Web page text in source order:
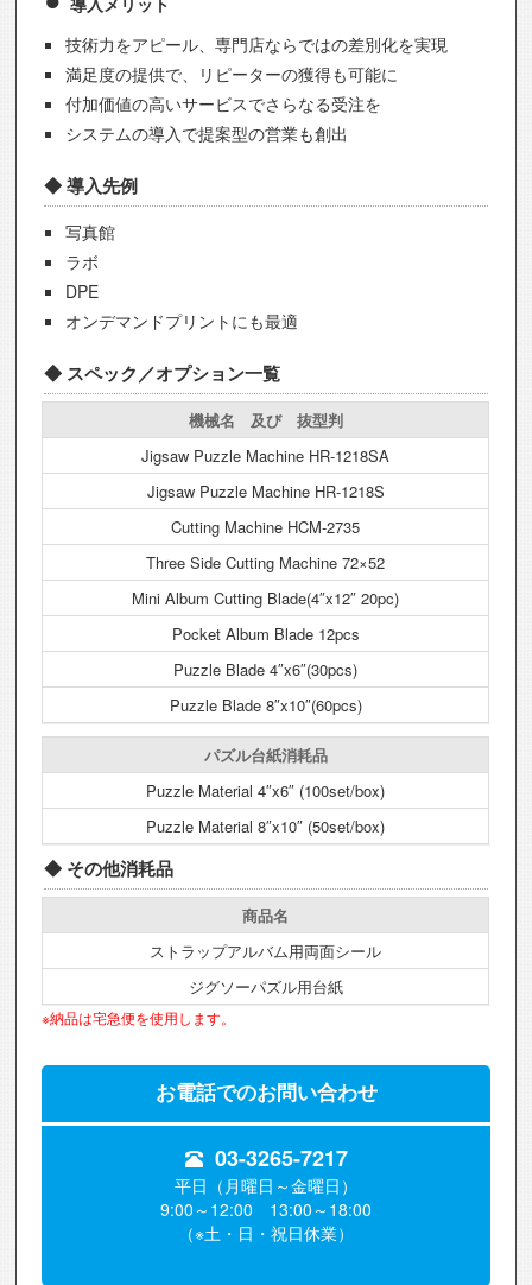
技術力をアピール、専門店ならではの差別化を実現
満足度の提供で、リピーターの獲得も可能に
付加価値の高いサービスでさらなる受注を
システムの導入で提案型の営業も創出
導入先例
写真館
ラボ
DPE
オンデマンドプリントにも最適
スペック／オプション一覧
機械名 及び 抜型判
Jigsaw Puzzle Machine HR-1218SA
Jigsaw Puzzle Machine HR-1218S
Cutting Machine HCM-2735
Three Side Cutting Machine 72×52
Mini Album Cutting Blade(4″x12″ 20pc)
Pocket Album Blade 12pcs
Puzzle Blade 4″x6″(30pcs)
Puzzle Blade 8″x10″(60pcs)
パズル台紙消耗品
Puzzle Material 4″x6″ (100set/box)
Puzzle Material 8″x10″ (50set/box)
その他消耗品
商品名
ストラップアルバム用両面シール
ジグソーパズル用台紙
※納品は宅急便を使用します。
お電話でのお問い合わせ
03-3265-7217
平日（月曜日～金曜日）
9:00～12:00 13:00～18:00
（※土・日・祝日休業）